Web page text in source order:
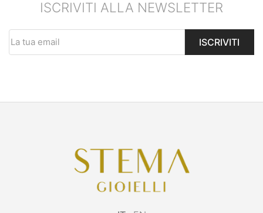
ISCRIVITI ALLA NEWSLETTER
ISCRIVITI